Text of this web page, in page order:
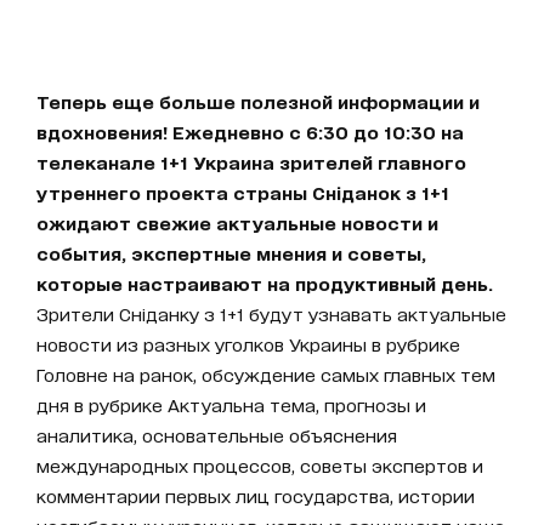
Теперь еще больше полезной информации и
вдохновения! Ежедневно с 6:30 до 10:30 на
телеканале 1+1 Украина зрителей главного
утреннего проекта страны Сніданок з 1+1
ожидают свежие актуальные новости и
события, экспертные мнения и советы,
которые настраивают на продуктивный день.
Зрители Сніданку з 1+1 будут узнавать актуальные
новости из разных уголков Украины в рубрике
Головне на ранок, обсуждение самых главных тем
дня в рубрике Актуальна тема, прогнозы и
аналитика, основательные объяснения
международных процессов, советы экспертов и
комментарии первых лиц государства, истории